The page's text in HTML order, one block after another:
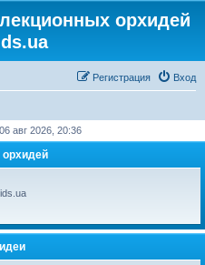
орхидей
Вход
Регистрация
авг 2026, 20:36
орхидей